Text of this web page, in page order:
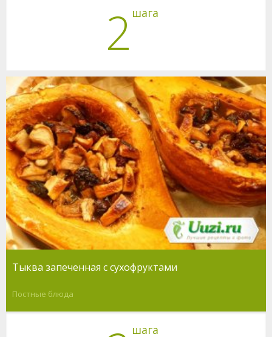
2 шага
Тыква запеченная с сухофруктами
Постные блюда
шага